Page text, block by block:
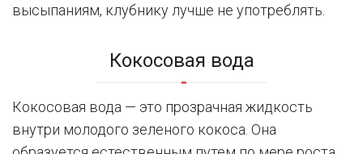
высыпаниям, клубнику лучше не употреблять.
Кокосовая вода
Кокосовая вода — это прозрачная жидкость
внутри молодого зеленого кокоса. Она